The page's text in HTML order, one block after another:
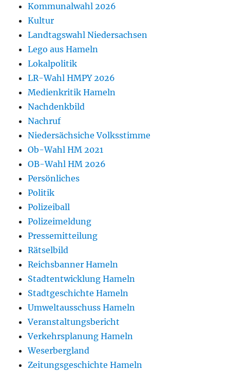
Kommunalwahl 2026
Kultur
Landtagswahl Niedersachsen
Lego aus Hameln
Lokalpolitik
LR-Wahl HMPY 2026
Medienkritik Hameln
Nachdenkbild
Nachruf
Niedersächsiche Volksstimme
Ob-Wahl HM 2021
OB-Wahl HM 2026
Persönliches
Politik
Polizeiball
Polizeimeldung
Pressemitteilung
Rätselbild
Reichsbanner Hameln
Stadtentwicklung Hameln
Stadtgeschichte Hameln
Umweltausschuss Hameln
Veranstaltungsbericht
Verkehrsplanung Hameln
Weserbergland
Zeitungsgeschichte Hameln